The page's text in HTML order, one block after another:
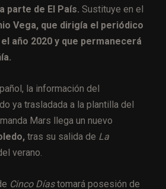
parte de El País. Sustituye en el
Vega, que dirigía el periódico
año 2020 y que permanecerá
la información del
ya trasladada a la plantilla del
Mars llega un nuevo
tras su salida de La
verano.
Cinco Díastomará posesión de